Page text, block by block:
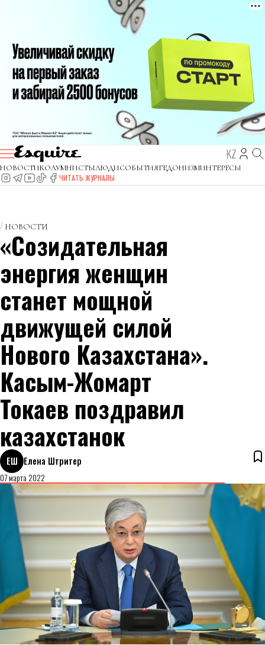
KZ
НОВОСТИКОЛУМНИСТЫЛЮДИСОБЫТИЯГЕДОНИЗМИНТЕРЕСЫ
ЧИТАТЬ ЖУРНАЛЫ
НОВОСТИ
«Созидательная
энергия женщин
станет мощной
движущей силой
Нового Казахстана».
Касым-Жомарт
Токаев поздравил
казахстанок
ЕШ Елена Штритер
07 марта 2022